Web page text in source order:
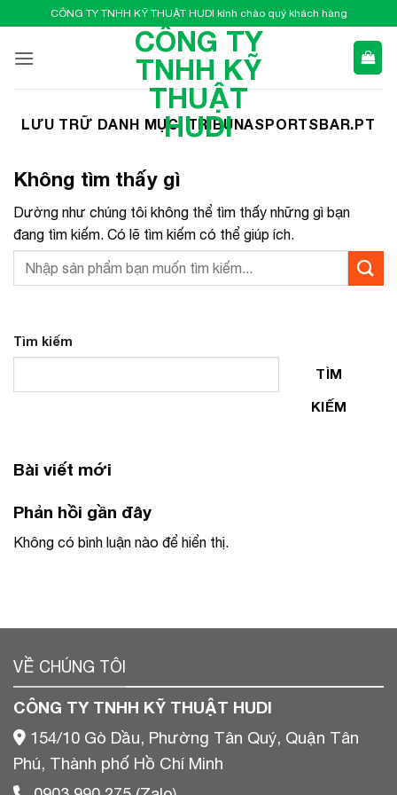
qua
nội
CÔNG TY TNHH KỸ THUẬT HUDI kính chào quý khách hàng
CÔNG TY
TNHH KỸ
THUẬT
HUDI
LƯU TRỮ DANH MỤC: TRIBUNASPORTSBAR.PT
Không tìm thấy gì
Dường như chúng tôi không thể tìm thấy những gì bạn
đang tìm kiếm. Có lẽ tìm kiếm có thể giúp ích.
Tìm kiếm
TÌM
KIẾM
Bài viết mới
Phản hồi gần đây
Không có bình luận nào để hiển thị.
VỀ CHÚNG TÔI
CÔNG TY TNHH KỸ THUẬT HUDI
154/10 Gò Dầu, Phường Tân Quý, Quận Tân
Phú, Thành phố Hồ Chí Minh